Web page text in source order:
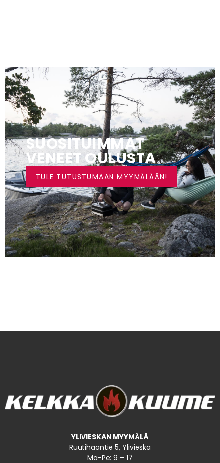
SUOSITUIMMAT
VENEET OULUSTA
TULE TUTUSTUMAAN MYYMÄLÄÄN!
YLIVIESKAN MYYMÄLÄ
Ruutihaantie 5, Ylivieska
Ma-Pe: 9 – 17